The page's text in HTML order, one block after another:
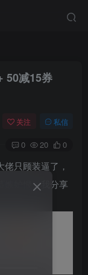
50减15券
关注 私信
0 20 0
只顾装逼了，
嫉妒恨。我分享